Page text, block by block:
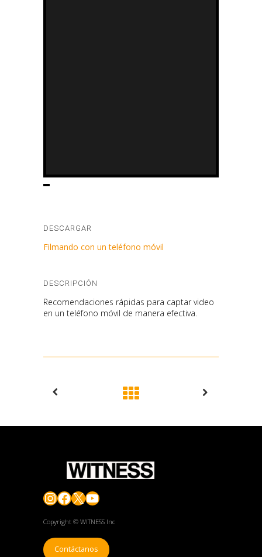
DESCARGAR
Filmando con un teléfono móvil
DESCRIPCIÓN
Recomendaciones rápidas para captar video
en un teléfono móvil de manera efectiva.
Instagram
Facebook
X YouTube
Copyright © WITNESS Inc
Contáctanos